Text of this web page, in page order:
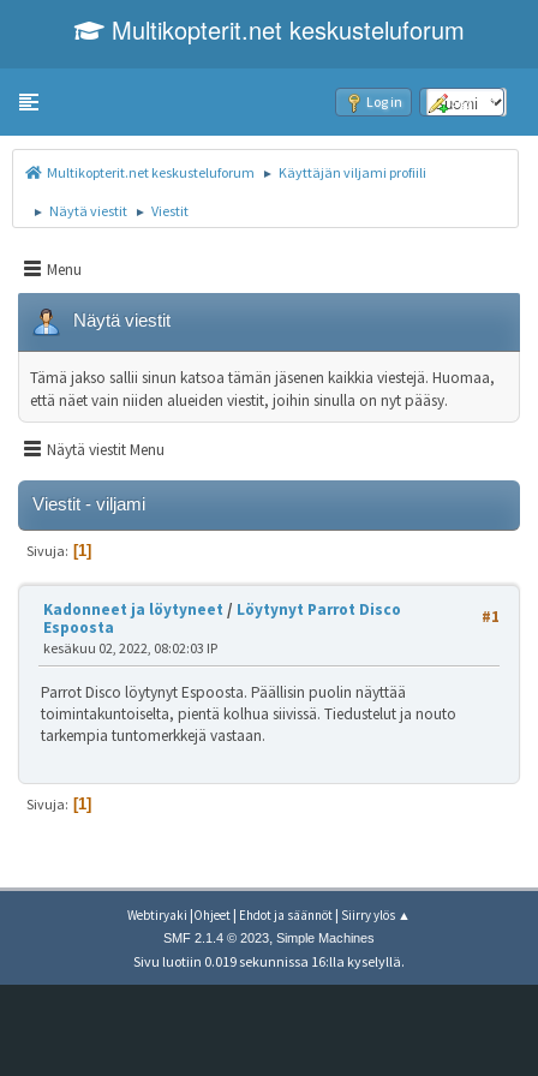
Multikopterit.net keskusteluforum
Toggle navigation Log in Sign up
Multikopterit.net keskusteluforum ► Käyttäjän viljami profiili
► Näytä viestit ► Viestit
Menu
Näytä viestit
Tämä jakso sallii sinun katsoa tämän jäsenen kaikkia viestejä. Huomaa,
että näet vain niiden alueiden viestit, joihin sinulla on nyt pääsy.
Näytä viestit Menu
Viestit - viljami
Sivuja 1
#1
Kadonneet ja löytyneet / Löytynyt Parrot Disco
Espoosta
kesäkuu 02, 2022, 08:02:03 IP
Parrot Disco löytynyt Espoosta. Päällisin puolin näyttää
toimintakuntoiselta, pientä kolhua siivissä. Tiedustelut ja nouto
tarkempia tuntomerkkejä vastaan.
Sivuja 1
Webtiryaki |Ohjeet | Ehdot ja säännöt | Siirry ylös ▲
SMF 2.1.4 © 2023, Simple Machines
Sivu luotiin 0.019 sekunnissa 16:lla kyselyllä.